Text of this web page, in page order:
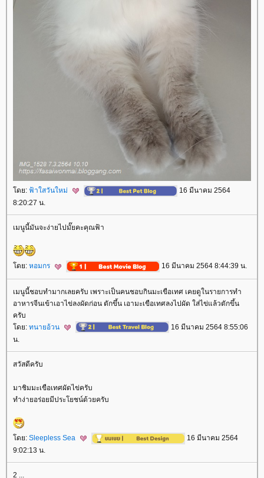
ดย: ฟ้าใสวันใหม่
16 มีนาคม 2564
8:20:27 น.
เมนูนี้มันจะง่ายไปมั๊ยคะคุณฟ้า
ดย: หอมกร 16 มีนาคม 2564 8:44:39 น.
เมนูนี้ชอบทำมากเลยครับ เพราะเป็นคนชอบกินมะเขือเทศ เคยดูในรายการทำ
อาหารจีนเข้าเอาไข่ลงผัดก่อน ตักขึ้น เอามะเขือเทศลงไปผัด ใส่ไข่แล้วตักขึ้น
ครับ
ดย: ทนายอ้วน
16 มีนาคม 2564 8:55:06
น.
สวัสดีครับ
มาชิมมะเขือเทศผัดไข่ครับ
ทำง่ายอร่อยมีประโยชน์ด้วยครับ
ดย: Sleepless Sea
16 มีนาคม 2564
9:02:13 น.
2 ...